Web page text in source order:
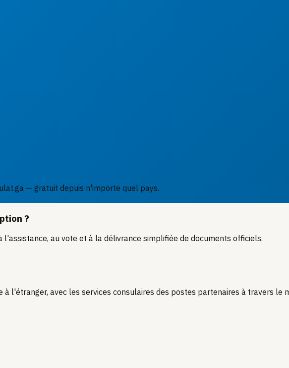
— gratuit depuis n'importe quel pays.
?
l'assistance, au vote et à la délivrance simplifiée de documents officiels.
l'étranger, avec les services consulaires des postes partenaires à travers le